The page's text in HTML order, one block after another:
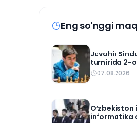
Eng so'nggi
Javohir
turnirida 2-
07.08.2026
informatika